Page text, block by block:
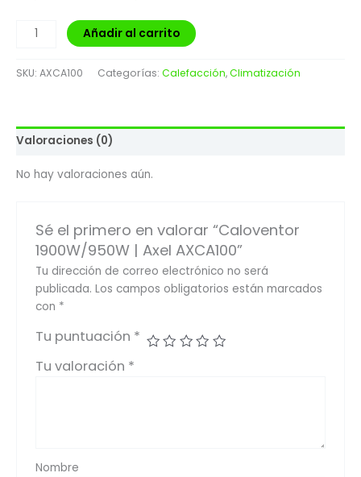
Añadir al carrito
SKU: AXCA100 Categorías: Calefacción,Climatización
Valoraciones (0)
No hay valoraciones aún.
Sé el primero en valorar “Caloventor
1900W/950W | Axel AXCA100”
Tu dirección de correo electrónico no será
publicada. Los campos obligatorios están marcados
con *
Tu puntuación *
Tu valoración *
Nombre